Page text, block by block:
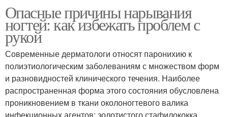
Опасные причины нарывания
ногтей: как избежать проблем с
рукой
Современные дерматологи относят паронихию к
полиэтиологическим заболеваниям с множеством форм
и разновидностей клинического течения. Наиболее
распространенная форма этого состояния обусловлена
проникновением в ткани околоногтевого валика
инфекционных агентов: золотистого стафилококка,